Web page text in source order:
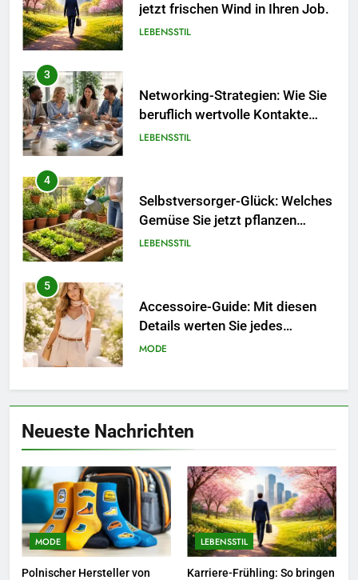
beruflich wertvolle Kontakte
knüpfen.
LEBENSSTIL
4
Selbstversorger-Glück: Welches
Gemüse Sie jetzt pflanzen
sollten.
LEBENSSTIL
5
Accessoire-Guide: Mit diesen
Details werten Sie jedes
Frühlingsoutfit auf.
MODE
6
Naturnah gärtnern: So locken
Sie Bienen und Schmetterlinge
in Ihren Garten.
LEBENSSTIL
7
zum Quereinstieg in der neuen
Saison.
LEBENSSTIL
8
Farbenpracht statt Wintergrau:
So kombinieren Sie Pastelltöne
in diesem Jahr.
MODE
Neueste Nachrichten
MODE
Polnischer Hersteller von
LEBENSSTIL
Karriere-Frühling: So bringen